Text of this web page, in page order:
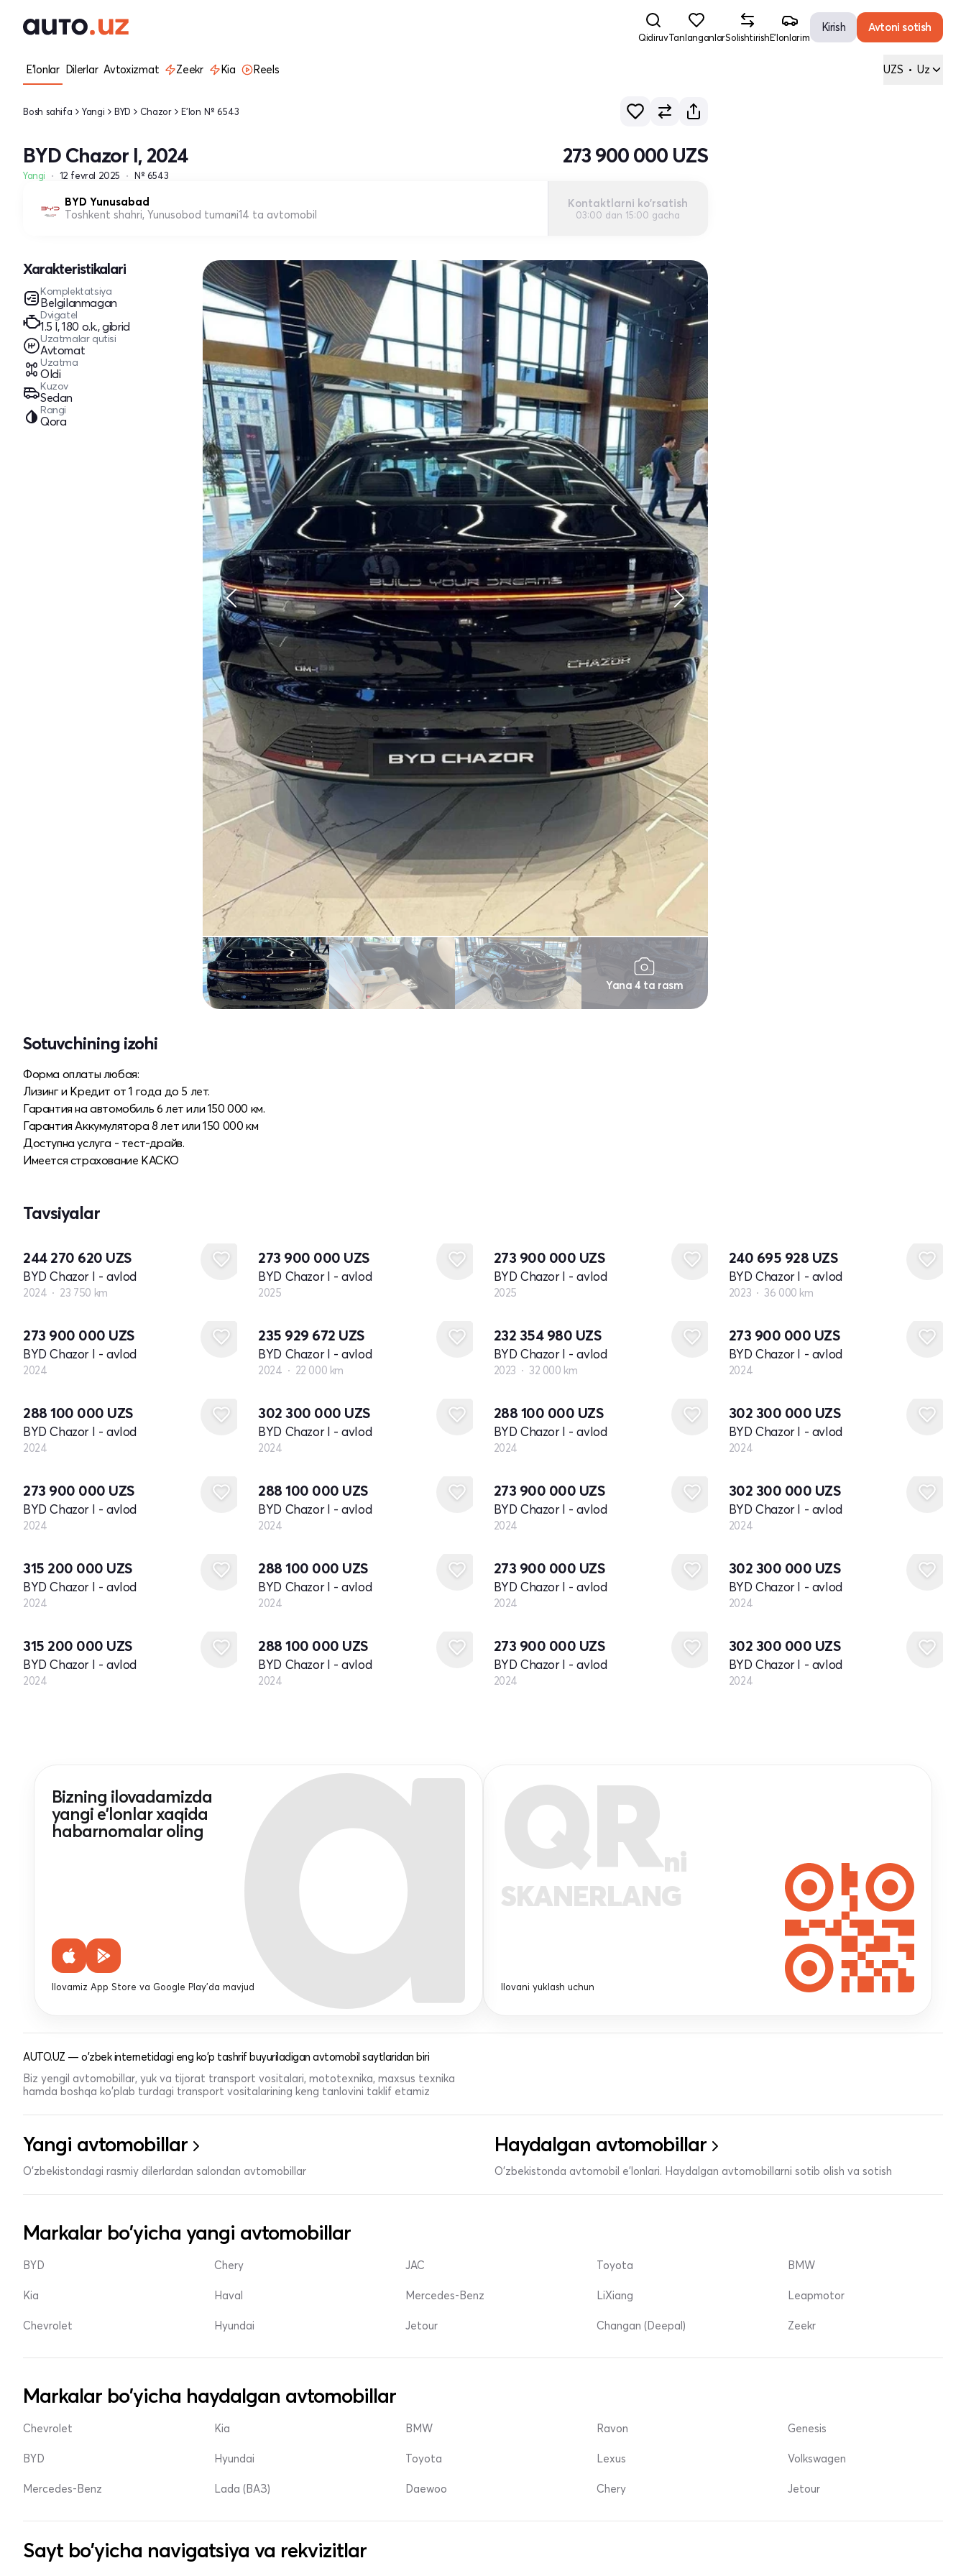
QidiruvTanlanganlarSolishtirishE'lonlarim
Kirish Avtoni sotish
E'lonlar Dilerlar Avtoxizmat Zeekr Kia Reels UZS • Uz
Bosh sahifa Yangi BYD Chazor E'lon № 6543
BYD Chazor I, 2024
Yangi 12 fevral 2025 № 6543
273 900 000 UZS
BYD Yunusabad
Toshkent shahri, Yunusobod tumani14 ta avtomobil
Kontaktlarni ko'rsatish
03:00 dan 15:00 gacha
Xarakteristikalari
Komplektatsiya
Belgilanmagan
Dvigatel
1.5 l, 180 o.k., gibrid
Uzatmalar qutisi
Avtomat
Uzatma
Oldi
Kuzov
Sedan
Rangi
Qora
Yana 4 ta rasm
Sotuvchining izohi
Форма оплаты любая:
Лизинг и Кредит от 1 года до 5 лет.
Гарантия на автомобиль 6 лет или 150 000 км.
Гарантия Аккумулятора 8 лет или 150 000 км
Доступна услуга - тест-драйв.
Имеется страхование КАСКО
Tavsiyalar
244 270 620 UZS
BYD Chazor I - avlod
2024 23 750 km
273 900 000 UZS
BYD Chazor I - avlod
2025
273 900 000 UZS
BYD Chazor I - avlod
2025
240 695 928 UZS
BYD Chazor I - avlod
2023 36 000 km
273 900 000 UZS
BYD Chazor I - avlod
2024
235 929 672 UZS
BYD Chazor I - avlod
2024 22 000 km
232 354 980 UZS
BYD Chazor I - avlod
2023 32 000 km
273 900 000 UZS
BYD Chazor I - avlod
2024
288 100 000 UZS
BYD Chazor I - avlod
2024
302 300 000 UZS
BYD Chazor I - avlod
2024
288 100 000 UZS
BYD Chazor I - avlod
2024
302 300 000 UZS
BYD Chazor I - avlod
2024
273 900 000 UZS
BYD Chazor I - avlod
2024
288 100 000 UZS
BYD Chazor I - avlod
2024
273 900 000 UZS
BYD Chazor I - avlod
2024
302 300 000 UZS
BYD Chazor I - avlod
2024
315 200 000 UZS
BYD Chazor I - avlod
2024
288 100 000 UZS
BYD Chazor I - avlod
2024
273 900 000 UZS
BYD Chazor I - avlod
2024
302 300 000 UZS
BYD Chazor I - avlod
2024
315 200 000 UZS
BYD Chazor I - avlod
2024
288 100 000 UZS
BYD Chazor I - avlod
2024
273 900 000 UZS
BYD Chazor I - avlod
2024
302 300 000 UZS
BYD Chazor I - avlod
2024
Bizning ilovadamizda
yangi e'lonlar xaqida
habarnomalar oling
Ilovamiz App Store va Google Play'da mavjud
QRni
SKANERLANG
Ilovani yuklash uchun
AUTO.UZ — o'zbek internetidagi eng ko'p tashrif buyuriladigan avtomobil saytlaridan biri
Biz yengil avtomobillar, yuk va tijorat transport vositalari, mototexnika, maxsus texnika
hamda boshqa ko'plab turdagi transport vositalarining keng tanlovini taklif etamiz
Yangi avtomobillar
O'zbekistondagi rasmiy dilerlardan salondan avtomobillar
Haydalgan avtomobillar
O'zbekistonda avtomobil e’lonlari. Haydalgan avtomobillarni sotib olish va sotish
Markalar bo'yicha yangi avtomobillar
BYD
Kia
Chevrolet
Chery
Haval
Hyundai
JAC
Mercedes-Benz
Jetour
Toyota
LiXiang
Changan (Deepal)
BMW
Leapmotor
Zeekr
Markalar bo'yicha haydalgan avtomobillar
Chevrolet
BYD
Mercedes-Benz
Kia
Hyundai
Lada (ВАЗ)
BMW
Toyota
Daewoo
Ravon
Lexus
Chery
Genesis
Volkswagen
Jetour
Sayt bo'yicha navigatsiya va rekvizitlar